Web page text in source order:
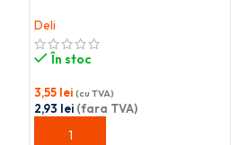
Deli
În stoc
3,55 lei (cu TVA)
2,93 lei (fara TVA)
ADAUGĂ ÎN COȘ